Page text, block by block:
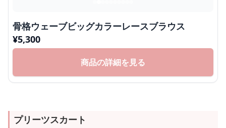
骨格ウェーブビッグカラーレースブラウス
¥5,300
商品の詳細を見る
プリーツスカート